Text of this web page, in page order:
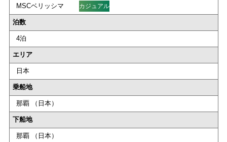
MSCベリッシマ カジュアル
泊数
4泊
エリア
日本
乗船地
那覇 （日本）
下船地
那覇 （日本）